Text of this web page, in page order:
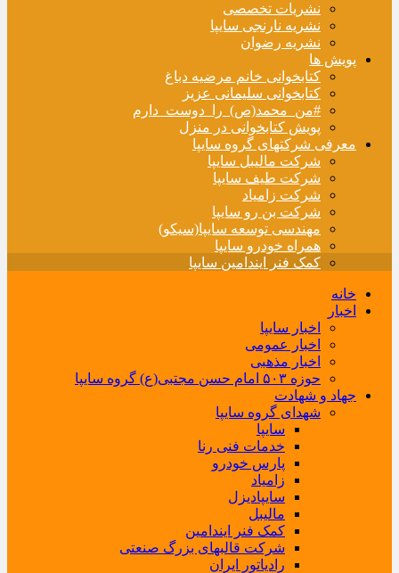
نشریات تخصصی
نشریه نارنجی سایپا
نشریه رضوان
پویش ها
کتابخوانی خانم مرضیه دباغ
کتابخوانی سلیمانی عزیز
#من_محمد(ص)_را_دوست_دارم
پویش کتابخوانی در منزل
معرفی شرکتهای گروه سایپا
شرکت مالیبل سایپا
شرکت طیف سایپا
شرکت زامیاد
شرکت بن رو سایپا
مهندسی توسعه سایپا(سیکو)
همراه خودرو سایپا
کمک فنر ایندامین سایپا
خانه
اخبار
اخبار سایپا
اخبار عمومی
اخبار مذهبی
حوزه ۵۰۳ امام حسن مجتبی(ع) گروه سایپا
جهاد و شهادت
شهدای گروه سایپا
سایپا
خدمات فنی رنا
پارس خودرو
زامیاد
سایپادیزل
مالیبل
کمک فنر ایندامین
شرکت قالبهای بزرگ صنعتی
رادیاتور ایران